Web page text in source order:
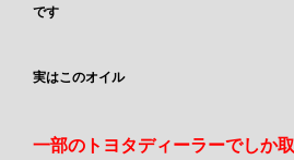
です
実はこのオイル
一部のトヨタディーラーでしか